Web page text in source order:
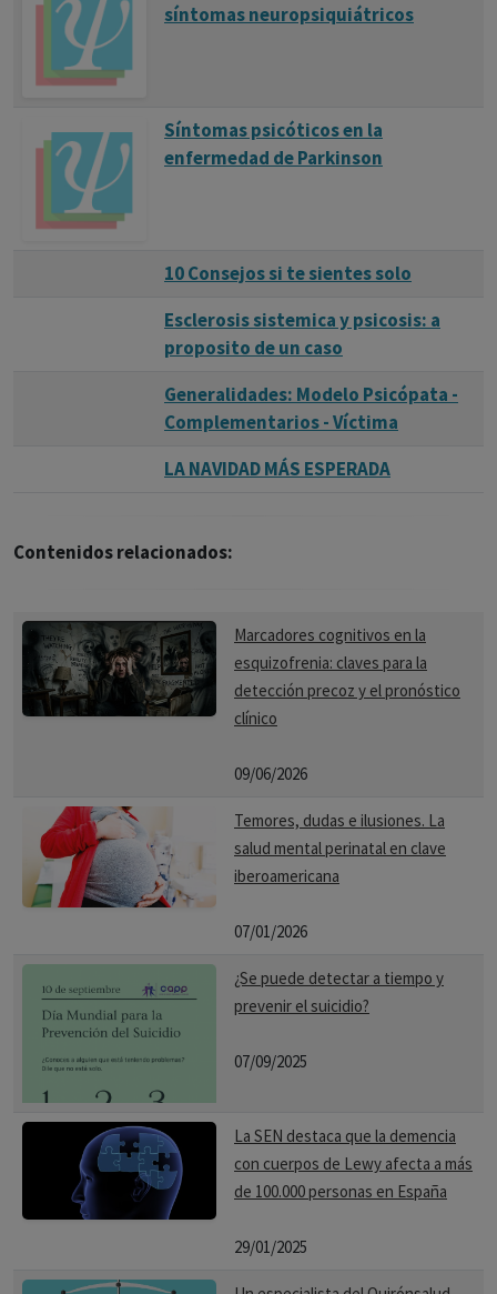
síntomas neuropsiquiátricos
Síntomas psicóticos en la
enfermedad de Parkinson
10 Consejos si te sientes solo
Esclerosis sistemica y psicosis: a
proposito de un caso
Generalidades: Modelo Psicópata -
Complementarios - Víctima
LA NAVIDAD MÁS ESPERADA
Contenidos relacionados:
Marcadores cognitivos en la
esquizofrenia: claves para la
detección precoz y el pronóstico
clínico
09/06/2026
Temores, dudas e ilusiones. La
salud mental perinatal en clave
iberoamericana
07/01/2026
¿Se puede detectar a tiempo y
prevenir el suicidio?
07/09/2025
La SEN destaca que la demencia
con cuerpos de Lewy afecta a más
de 100.000 personas en España
29/01/2025